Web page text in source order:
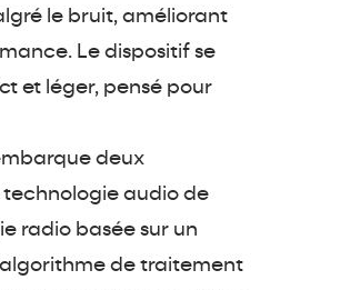
le bruit, améliorant
Le dispositif se
et léger, pensé pour
deux
technologie audio de
radio basée sur un
de traitement